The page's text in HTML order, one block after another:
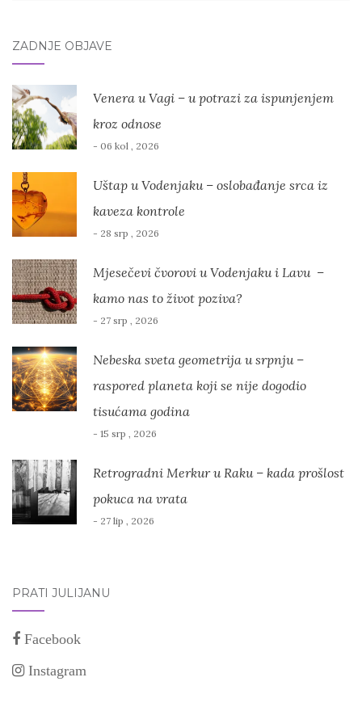
ZADNJE OBJAVE
Venera u Vagi – u potrazi za ispunjenjem
kroz odnose
- 06 kol , 2026
Uštap u Vodenjaku – oslobađanje srca iz
kaveza kontrole
- 28 srp , 2026
Mjesečevi čvorovi u Vodenjaku i Lavu –
kamo nas to život poziva?
- 27 srp , 2026
Nebeska sveta geometrija u srpnju –
raspored planeta koji se nije dogodio
tisućama godina
- 15 srp , 2026
Retrogradni Merkur u Raku – kada prošlost
pokuca na vrata
- 27 lip , 2026
PRATI JULIJANU
Facebook
Instagram